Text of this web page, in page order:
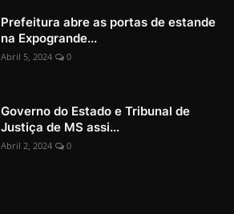
Prefeitura abre as portas de estande
na Expogrande...
Abril 5, 2024 0
Governo do Estado e Tribunal de
Justiça de MS assi...
Abril 2, 2024 0